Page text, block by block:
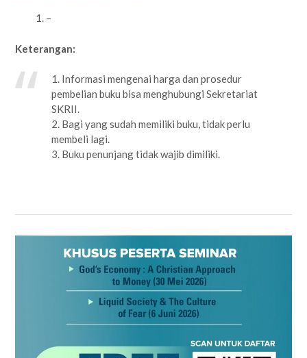
–
Keterangan:
1. Informasi mengenai harga dan prosedur
pembelian buku bisa menghubungi Sekretariat
SKRII.
2. Bagi yang sudah memiliki buku, tidak perlu
membeli lagi.
3. Buku penunjang tidak wajib dimiliki.